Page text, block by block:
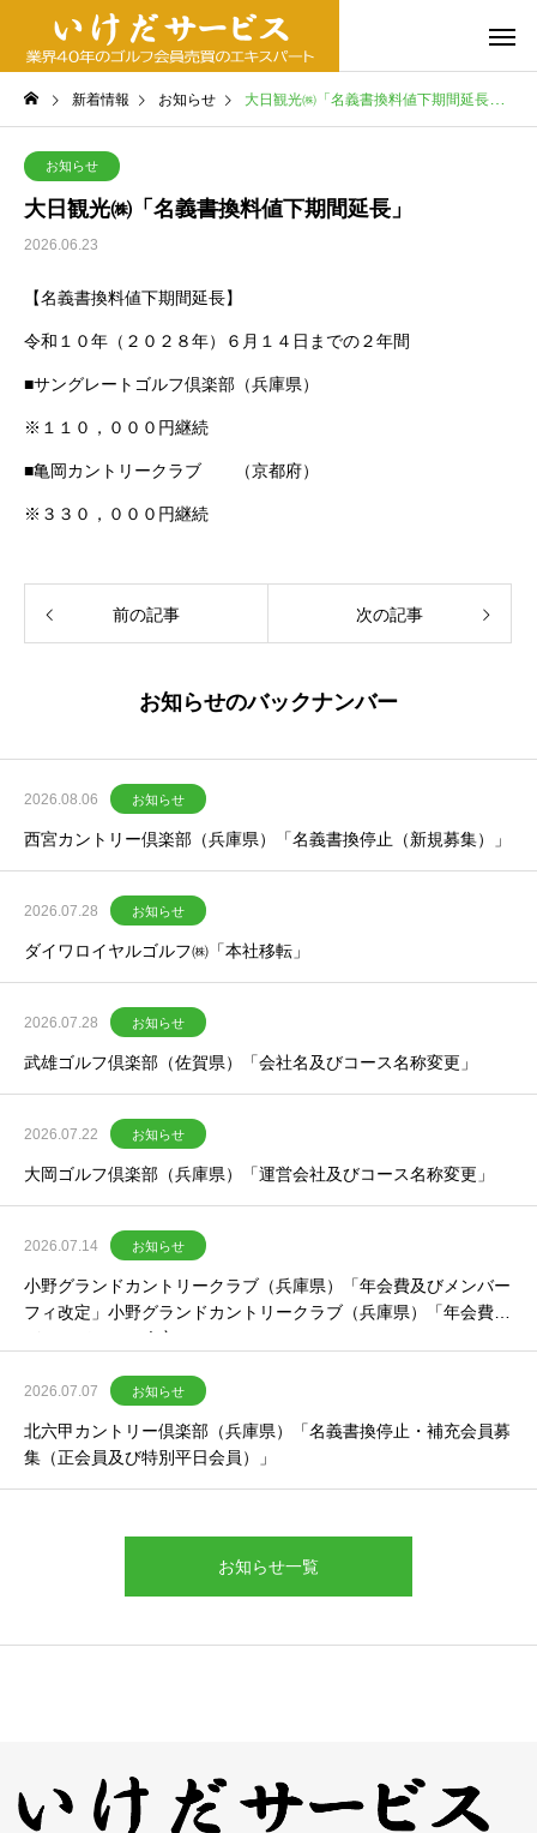
新着情報 お知らせ 大日観光㈱「名義書換料値下期間延長」
お知らせ
大日観光㈱「名義書換料値下期間延長」
2026.06.23
【名義書換料値下期間延長】
令和１０年（２０２８年）６月１４日までの２年間
■サングレートゴルフ倶楽部（兵庫県）
※１１０，０００円継続
■亀岡カントリークラブ （京都府）
※３３０，０００円継続
前の記事 次の記事
お知らせのバックナンバー
2026.08.06 お知らせ
西宮カントリー倶楽部（兵庫県）「名義書換停止（新規募集）」
2026.07.28 お知らせ
ダイワロイヤルゴルフ㈱「本社移転」
2026.07.28 お知らせ
武雄ゴルフ倶楽部（佐賀県）「会社名及びコース名称変更」
2026.07.22 お知らせ
大岡ゴルフ倶楽部（兵庫県）「運営会社及びコース名称変更」
2026.07.14 お知らせ
小野グランドカントリークラブ（兵庫県）「年会費及びメンバー
フィ改定」小野グランドカントリークラブ（兵庫県）「年会費及
びメンバーフィ改定」
2026.07.07 お知らせ
北六甲カントリー倶楽部（兵庫県）「名義書換停止・補充会員募
集（正会員及び特別平日会員）」
お知らせ一覧